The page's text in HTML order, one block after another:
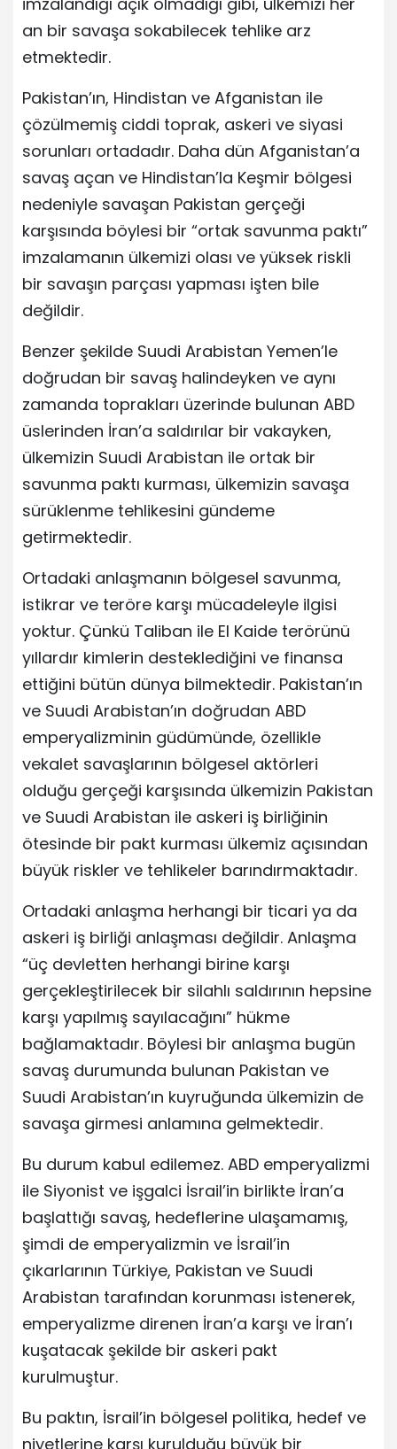
an bir savaşa sokabilecek tehlike arz
etmektedir.
Pakistan’ın, Hindistan ve Afganistan ile
çözülmemiş ciddi toprak, askeri ve siyasi
sorunları ortadadır. Daha dün Afganistan’a
savaş açan ve Hindistan’la Keşmir bölgesi
nedeniyle savaşan Pakistan gerçeği
karşısında böylesi bir “ortak savunma paktı”
imzalamanın ülkemizi olası ve yüksek riskli
bir savaşın parçası yapması işten bile
değildir.
Benzer şekilde Suudi Arabistan Yemen’le
doğrudan bir savaş halindeyken ve aynı
zamanda toprakları üzerinde bulunan ABD
üslerinden İran’a saldırılar bir vakayken,
ülkemizin Suudi Arabistan ile ortak bir
savunma paktı kurması, ülkemizin savaşa
sürüklenme tehlikesini gündeme
getirmektedir.
Ortadaki anlaşmanın bölgesel savunma,
istikrar ve teröre karşı mücadeleyle ilgisi
yoktur. Çünkü Taliban ile El Kaide terörünü
yıllardır kimlerin desteklediğini ve finansa
ettiğini bütün dünya bilmektedir. Pakistan’ın
ve Suudi Arabistan’ın doğrudan ABD
emperyalizminin güdümünde, özellikle
vekalet savaşlarının bölgesel aktörleri
olduğu gerçeği karşısında ülkemizin Pakistan
ve Suudi Arabistan ile askeri iş birliğinin
ötesinde bir pakt kurması ülkemiz açısından
büyük riskler ve tehlikeler barındırmaktadır.
Ortadaki anlaşma herhangi bir ticari ya da
askeri iş birliği anlaşması değildir. Anlaşma
“üç devletten herhangi birine karşı
gerçekleştirilecek bir silahlı saldırının hepsine
karşı yapılmış sayılacağını” hükme
bağlamaktadır. Böylesi bir anlaşma bugün
savaş durumunda bulunan Pakistan ve
Suudi Arabistan’ın kuyruğunda ülkemizin de
savaşa girmesi anlamına gelmektedir.
Bu durum kabul edilemez. ABD emperyalizmi
ile Siyonist ve işgalci İsrail’in birlikte İran’a
başlattığı savaş, hedeflerine ulaşamamış,
şimdi de emperyalizmin ve İsrail’in
çıkarlarının Türkiye, Pakistan ve Suudi
Arabistan tarafından korunması istenerek,
emperyalizme direnen İran’a karşı ve İran’ı
kuşatacak şekilde bir askeri pakt
kurulmuştur.
Bu paktın, İsrail’in bölgesel politika, hedef ve
niyetlerine karşı kurulduğu büyük bir